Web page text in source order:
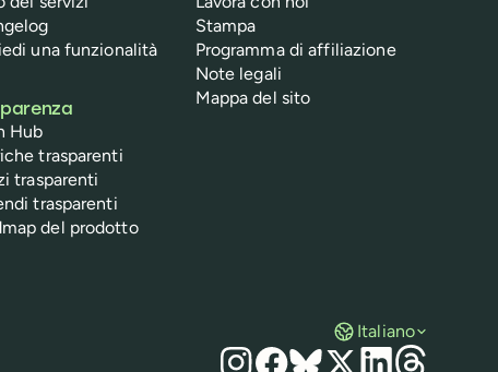
una funzionalità
Hub
trasparenti
trasparenti
trasparenti
del prodotto
Stampa
Programma di affiliazione
Note legali
Mappa del sito
Italiano
Social media
Instagram
Facebook
Bluesky
X LinkedIn
Threads